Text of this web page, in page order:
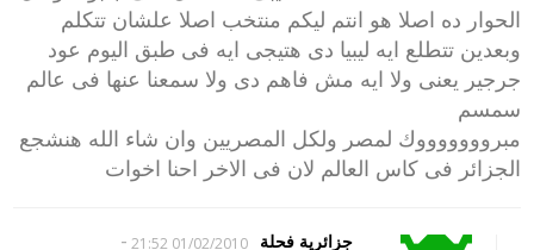
الحوار ده اصلا هو انتم ليكم منتخب اصلا علشان تتكلم
وبعدين تتطلع ايه ليبيا دى هتيجى ايه فى طبق اليوم عود
جرجير يعنى ولا ايه مش فاهم دى ولا سمعنا عنها فى عالم
سمسم
مبروووووووك لمصر ولكل المصريين وان شاء الله هنشجع
الجزائر فى كاس العالم لان فى الاخر احنا اخوات
جزائرية فحلة 01/02/2010 21:52
-